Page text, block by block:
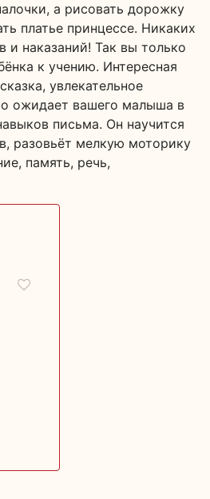
а рисовать дорожку
платье принцессе. Никаких
и наказаний! Так вы только
к учению. Интересная
увлекательное
ожидает вашего малыша в
письма. Он научится
разовьёт мелкую моторику
память, речь,